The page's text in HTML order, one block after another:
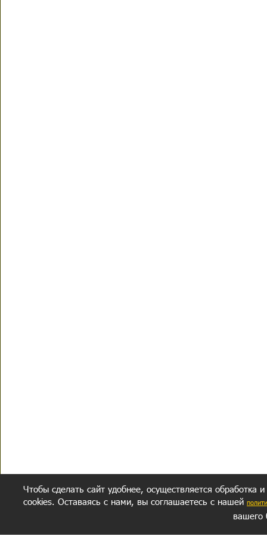
Чтобы сделать сайт удобнее, осуществляется обработка
cookies. Оставаясь с нами, вы соглашаетесь с нашей
вашего